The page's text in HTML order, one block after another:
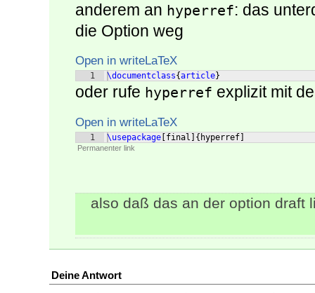
anderem an hyperref: das
die Option weg
Open in writeLaTeX
1 \documentclass{article}
oder rufe hyperref explizit mit
Open in writeLaTeX
1 \usepackage final { hyperref
Permanenter link
also daß das an der option draft
Deine Antwort